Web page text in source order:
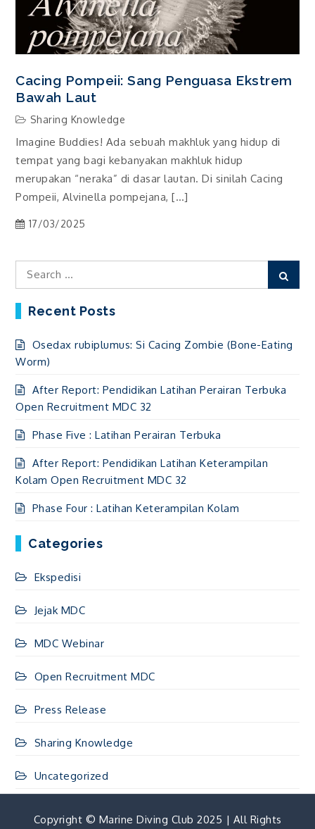
Cacing Pompeii: Sang Penguasa Ekstrem
Bawah Laut
Sharing Knowledge
Imagine Buddies! Ada sebuah makhluk yang hidup di
tempat yang bagi kebanyakan makhluk hidup
merupakan “neraka” di dasar lautan. Di sinilah Cacing
Pompeii, Alvinella pompejana, […]
17/03/2025
Search
for:
Recent Posts
Osedax rubiplumus: Si Cacing Zombie (Bone-Eating
Worm)
After Report: Pendidikan Latihan Perairan Terbuka
Open Recruitment MDC 32
Phase Five : Latihan Perairan Terbuka
After Report: Pendidikan Latihan Keterampilan
Kolam Open Recruitment MDC 32
Phase Four : Latihan Keterampilan Kolam
Categories
Ekspedisi
Jejak MDC
MDC Webinar
Open Recruitment MDC
Press Release
Sharing Knowledge
Uncategorized
Copyright © Marine Diving Club 2025 | All Rights